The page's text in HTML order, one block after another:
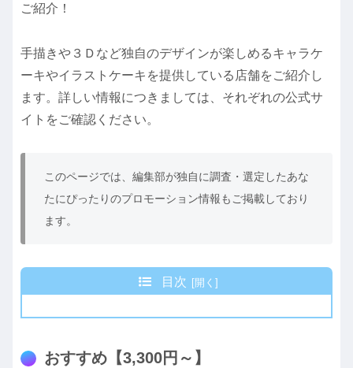
ご紹介！
手描きや３Ｄなど独自のデザインが楽しめるキャラケ
ーキやイラストケーキを提供している店舗をご紹介し
ます。詳しい情報につきましては、それぞれの公式サ
イトをご確認ください。
このページでは、編集部が独自に調査・選定したあな
たにぴったりのプロモーション情報もご掲載しており
ます。
目次
おすすめ【3,300円～】